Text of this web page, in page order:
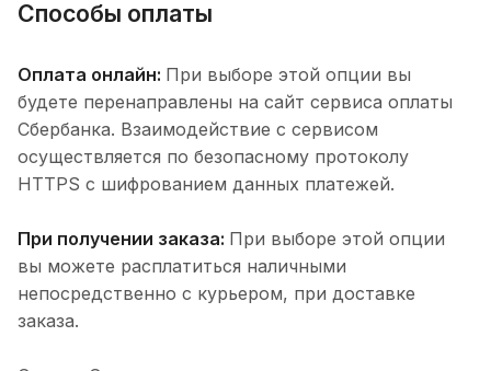
Способы оплаты
Оплата онлайн: При выборе этой опции вы
будете перенаправлены на сайт сервиса оплаты
Сбербанка. Взаимодействие с сервисом
осуществляется по безопасному протоколу
HTTPS с шифрованием данных платежей.
При получении заказа: При выборе этой опции
вы можете расплатиться наличными
непосредственно с курьером, при доставке
заказа.